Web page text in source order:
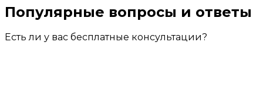
Популярные вопросы и ответы
Есть ли у вас бесплатные консультации?